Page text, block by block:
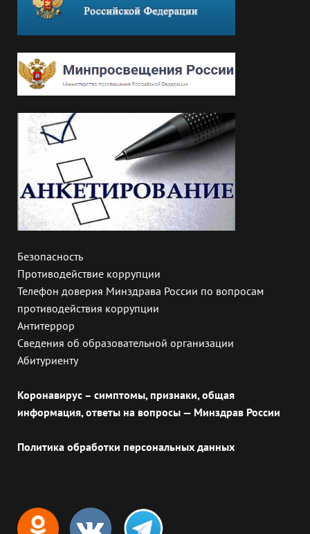
Безопасность
Противодействие коррупции
Телефон доверия Минздрава России по вопросам
противодействия коррупции
Антитеррор
Сведения об образовательной организации
Абитуриенту
Коронавирус – симптомы, признаки, общая
информация, ответы на вопросы — Минздрав России
Политика обработки персональных данных